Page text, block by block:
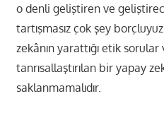
o denli geliştiren ve
tartışmasız çok şey
zekânın yarattığı etik
tanrısallaştırılan bir yapay
saklanmamalıdır.